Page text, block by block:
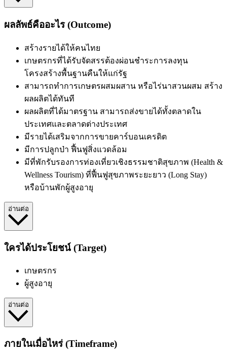
ผลลัพธ์คืออะไร (Outcome)
สร้างรายได้ให้คนไทย
เกษตรกรที่ได้รับจัดสรรต้องผ่อนชำระการลงทุน
โครงสร้างพื้นฐานคืนให้แก่รัฐ
สามารถทำการเกษตรผสมผสาน หรือไร่นาสวนผสม สร้าง
ผลผลิตได้ทันที
ผลผลิตที่ได้มาตรฐาน สามารถส่งขายได้ทั้งตลาดใน
ประเทศและตลาดต่างประเทศ
มีรายได้เสริมจากการขายคาร์บอนเครดิต
มีการปลูกป่า ฟื้นฟูสิ่งแวดล้อม
มีที่พักรับรองการท่องเที่ยวเชิงธรรมชาติสุขภาพ (Health &
Wellness Tourism) ที่ฟื้นฟูสุขภาพระยะยาว (Long Stay)
หรือบ้านพักผู้สูงอายุ
อ่านต่อ
ใครได้ประโยชน์ (Target)
เกษตรกร
ผู้สูงอายุ
อ่านต่อ
ภายในเมื่อไหร่ (Timeframe)